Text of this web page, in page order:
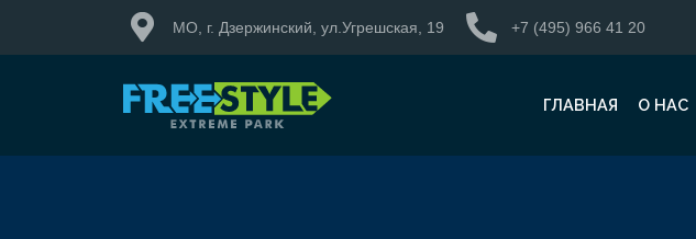
МО, г. Дзержинский, ул.Угрешская, 19 +7 (495) 966 41 20
ГЛАВНАЯ О НАС